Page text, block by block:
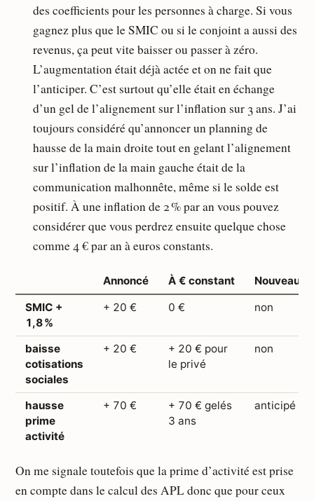
des coefficients pour les personnes à charge. Si vous
gagnez plus que le SMIC ou si le conjoint a aussi des
revenus, ça peut vite baisser ou passer à zéro.
L’augmentation était déjà actée et on ne fait que
l’anticiper. C’est surtout qu’elle était en échange
d’un gel de l’alignement sur l’inflation sur 3 ans. J’ai
toujours considéré qu’annoncer un planning de
hausse de la main droite tout en gelant l’alignement
sur l’inflation de la main gauche était de la
communication malhonnête, même si le solde est
positif. À une inflation de 2 % par an vous pouvez
considérer que vous perdrez ensuite quelque chose
comme 4 € par an à euros constants.
Annoncé À € constant
Nouveau ?
SMIC +
1,8 %
+ 20 € 0 € non
baisse
cotisations
sociales
+ 20 €
+ 20 € pour
le privé
non
hausse
prime
activité
+ 70 €
+ 70 € gelés
3 ans
anticipé
On me signale toutefois que la prime d’activité est prise
en compte dans le calcul des APL donc que pour ceux